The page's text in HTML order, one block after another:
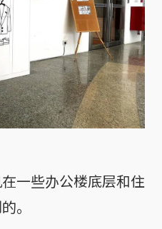
一些办公楼底层和住
。